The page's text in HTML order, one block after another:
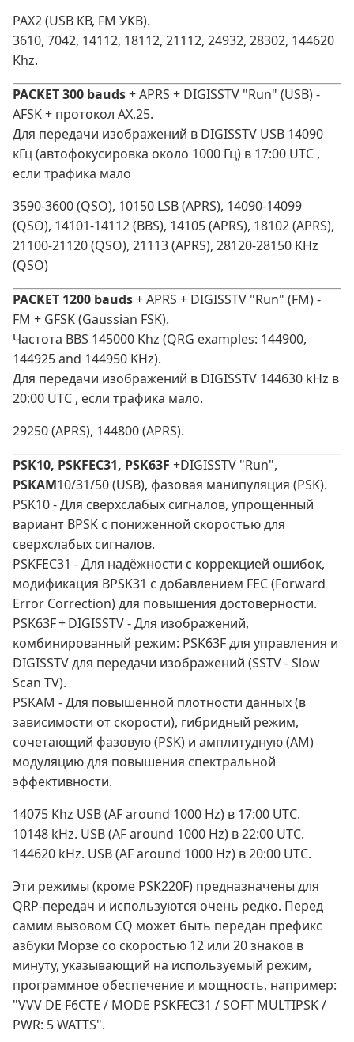
PAX2 (USB КВ, FM УКВ).
3610, 7042, 14112, 18112, 21112, 24932, 28302, 144620
Khz.
PACKET 300 bauds+ APRS + DIGISSTV "Run" (USB) -
AFSK + протокол AX.25.
Для передачи изображений в DIGISSTV USB 14090
кГц (автофокусировка около 1000 Гц) в 17:00 UTC ,
если трафика мало
3590-3600 (QSO), 10150 LSB (APRS), 14090-14099
(QSO), 14101-14112 (BBS), 14105 (APRS), 18102 (APRS),
21100-21120 (QSO), 21113 (APRS), 28120-28150 KHz
(QSO)
PACKET 1200 bauds+ APRS + DIGISSTV "Run" (FM) -
FM + GFSK (Gaussian FSK).
Частота BBS 145000 Khz (QRG examples: 144900,
144925 and 144950 KHz).
Для передачи изображений в DIGISSTV 144630 kHz в
20:00 UTC , если трафика мало.
29250 (APRS), 144800 (APRS).
PSK10, PSKFEC31, PSK63F +DIGISSTV "Run",
PSKAM10/31/50 (USB), фазовая манипуляция (PSK).
PSK10 - Для сверхслабых сигналов, упрощённый
вариант BPSK с пониженной скоростью для
сверхслабых сигналов.
PSKFEC31 - Для надёжности с коррекцией ошибок,
модификация BPSK31 с добавлением FEC (Forward
Error Correction) для повышения достоверности.
PSK63F + DIGISSTV - Для изображений,
комбинированный режим: PSK63F для управления и
DIGISSTV для передачи изображений (SSTV - Slow
Scan TV).
PSKAM - Для повышенной плотности данных (в
зависимости от скорости), гибридный режим,
сочетающий фазовую (PSK) и амплитудную (AM)
модуляцию для повышения спектральной
эффективности.
14075 Khz USB (AF around 1000 Hz) в 17:00 UTC.
10148 kHz. USB (AF around 1000 Hz) в 22:00 UTC.
144620 kHz. USB (AF around 1000 Hz) в 20:00 UTC.
Эти режимы (кроме PSK220F) предназначены для
QRP-передач и используются очень редко. Перед
самим вызовом CQ может быть передан префикс
азбуки Морзе со скоростью 12 или 20 знаков в
минуту, указывающий на используемый режим,
программное обеспечение и мощность, например:
"VVV DE F6CTE / MODE PSKFEC31 / SOFT MULTIPSK /
PWR: 5 WATTS".